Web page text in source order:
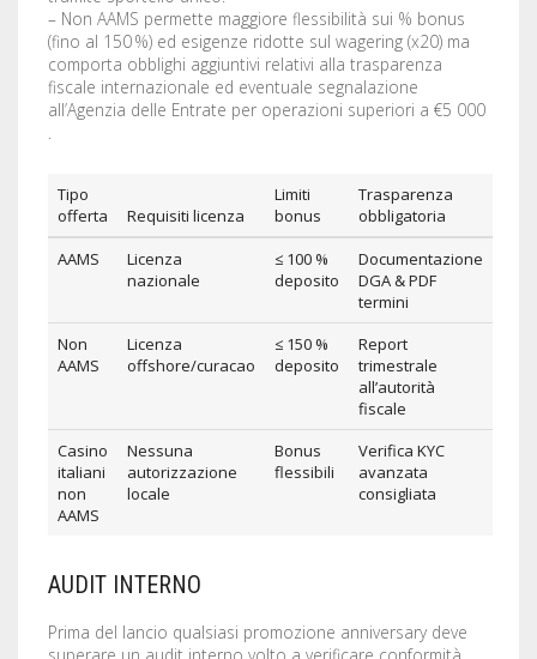
– Non AAMS permette maggiore flessibilità sui % bonus
(fino al 150 %) ed esigenze ridotte sul wagering (x20) ma
comporta obblighi aggiuntivi relativi alla trasparenza
fiscale internazionale ed eventuale segnalazione
all’Agenzia delle Entrate per operazioni superiori a €5 000
Tipo
offerta
Requisiti licenza
Limiti
bonus
Trasparenza
obbligatoria
AAMS
Licenza
nazionale
≤ 100 %
deposito
Documentazione
DGA & PDF
termini
Non
AAMS
Licenza
offshore/curacao
≤ 150 %
deposito
Report
trimestrale
all’autorità
fiscale
Casino
italiani
non
AAMS
Nessuna
autorizzazione
locale
Bonus
flessibili
Verifica KYC
avanzata
consigliata
AUDIT INTERNO
Prima del lancio qualsiasi promozione anniversary deve
superare un audit interno volto a verificare conformità